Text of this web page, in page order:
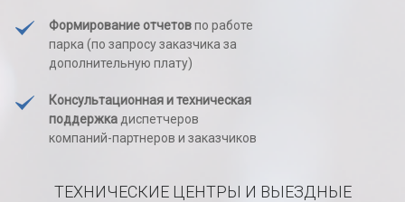
Формирование отчетовпо работе
парка (по запросу заказчика за
дополнительную плату)
Консультационная и техническая
поддержка диспетчеров
компаний-партнеров и заказчиков
ТЕХНИЧЕСКИЕ ЦЕНТРЫ И ВЫЕЗДНЫЕ